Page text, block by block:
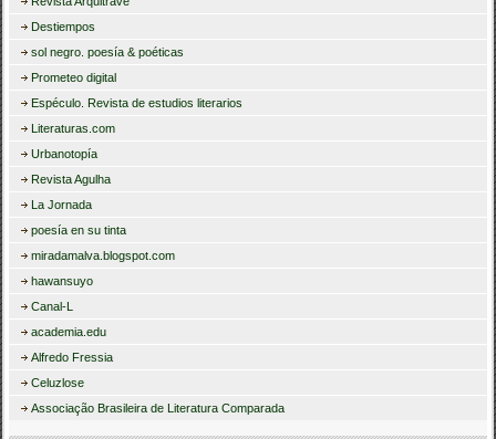
Destiempos
sol negro. poesía & poéticas
Prometeo digital
Espéculo. Revista de estudios literarios
Literaturas.com
Urbanotopía
Revista Agulha
La Jornada
poesía en su tinta
miradamalva.blogspot.com
hawansuyo
Canal-L
academia.edu
Alfredo Fressia
Celuzlose
Associação Brasileira de Literatura Comparada